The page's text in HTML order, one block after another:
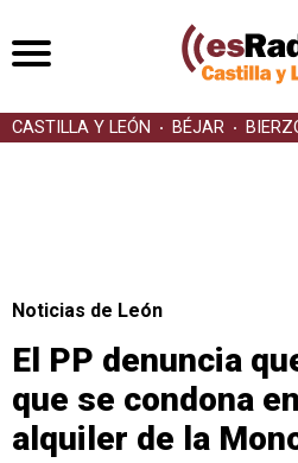
CASTILLA Y LEÓN BÉJAR
Noticias de León
El PP denuncia
que se condona
alquiler de la